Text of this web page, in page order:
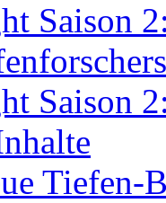
Saison
Saison
Tiefen-